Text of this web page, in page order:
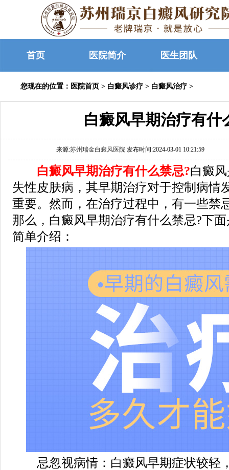
首页 医院简介 医生团队
您现在的位置： 医院首页 > 白癜风诊疗 > 白癜风治疗 >
白癜风早期治疗有什
来源:苏州瑞金白癜风医院 发布时间:2024-03-01 10:21:59
白癜风早期治疗有什么禁忌?白癜
失性皮肤病，其早期治疗对于控制病情
重要。然而，在治疗过程中，有一些禁
那么，白癜风早期治疗有什么禁忌?下面
简单介绍：
忌忽视病情：白癜风早期症状较轻